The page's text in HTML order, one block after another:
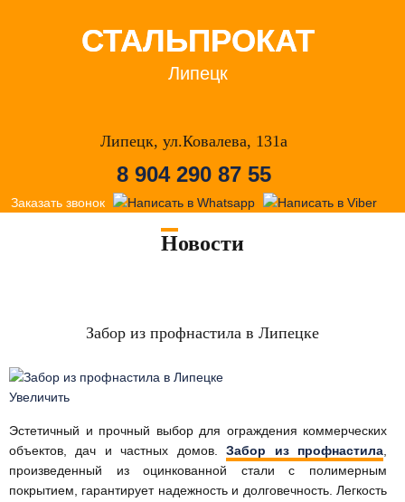
СТАЛЬПРОКАТ
Липецк
Липецк, ул.Ковалева, 131а
8 904 290 87 55
Заказать звонок
Новости
Забор из профнастила в Липецке
Увеличить
Эстетичный и прочный выбор для ограждения коммерческих
объектов, дач и частных домов.Забор из профнастила
произведенный из оцинкованной стали с полимерным
покрытием, гарантирует надежность и долговечность. Легкость